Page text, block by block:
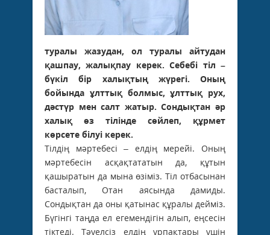
туралы жазудан, ол туралы айтудан
қашпау, жалықпау керек. Себебі тіл –
бүкіл бір халықтың жүрегі. Оның
бойында ұлттық болмыс, ұлттық рух,
дәстүр мен салт жатыр. Сондықтан әр
халық өз тілінде сөйлеп, құрмет
көрсете білуі керек.
Тілдің мәртебесі – елдің мерейі. Оның
мәртебесін асқақтататын да, құтын
қашыратын да мына өзіміз. Тіл отбасынан
басталып, Отан аясында дамиды.
Сондықтан да оны қатынас құралы дейміз.
Бүгінгі таңда ел егемендігін алып, еңсесін
тіктеді. Тәуелсіз елдің ұрпақтары үшін